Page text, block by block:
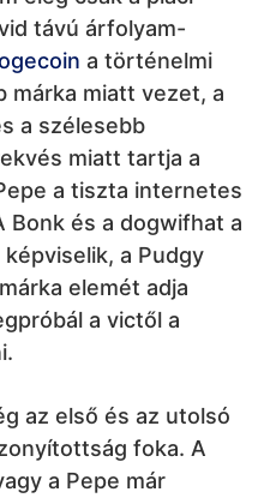
a victől a
az első és az utolsó
foka. A
a Pepe már
túlélni több
a Fartcoin, a
főként annak
a meme piac most
ezért fontos a meme
a tulajdonosok
hullámok
és azt, hogy a projekt